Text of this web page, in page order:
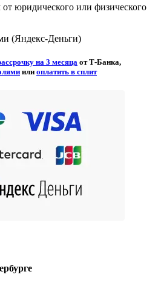
юридического или физического
(Яндекс-Деньги)
на 3 месяца от Т-Банка,
или оплатить в сплит